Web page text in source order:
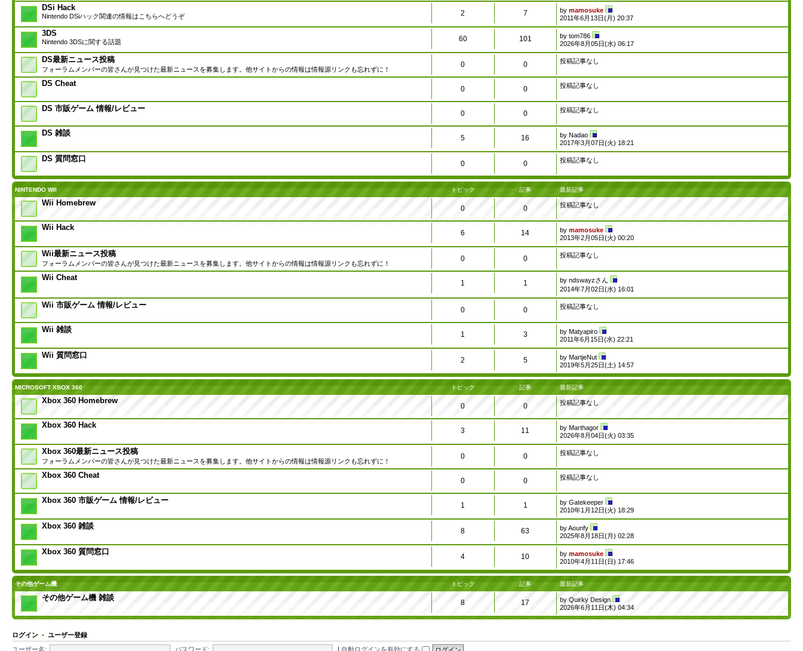
DSi Hack
Nintendo DSiハック関連の情報はこちらへどうぞ 2 7 bymamosuke
2011年6月13日(月) 20:37
3DS
Nintendo 3DSに関する話題 60 101 bytom786
2026年8月05日(水) 06:17
DS最新ニュース投稿
フォーラムメンバーの皆さんが見つけた最新ニュースを募集します。他サイトからの情報は情報源リンクも忘れずに！
0 0 投稿記事なし
DS Cheat
0 0 投稿記事なし
DS 市販ゲーム 情報/レビュー
0 0 投稿記事なし
DS 雑談
5 16 byNadao
2017年3月07日(火) 18:21
DS 質問窓口
0 0 投稿記事なし
NINTENDO WII トピック 記事 最新記事
Wii Homebrew
0 0 投稿記事なし
Wii Hack
6 14 bymamosuke
2013年2月05日(火) 00:20
Wii最新ニュース投稿
フォーラムメンバーの皆さんが見つけた最新ニュースを募集します。他サイトからの情報は情報源リンクも忘れずに！
0 0 投稿記事なし
Wii Cheat
1 1 byndswayzさん
2014年7月02日(水) 16:01
Wii 市販ゲーム 情報/レビュー
0 0 投稿記事なし
Wii 雑談
1 3 byMatyapiro
2011年6月15日(水) 22:21
Wii 質問窓口
2 5 byMartjeNut
2019年5月25日(土) 14:57
MICROSOFT XBOX 360 トピック 記事 最新記事
Xbox 360 Homebrew
0 0 投稿記事なし
Xbox 360 Hack
3 11 byMarthagor
2026年8月04日(火) 03:35
Xbox 360最新ニュース投稿
フォーラムメンバーの皆さんが見つけた最新ニュースを募集します。他サイトからの情報は情報源リンクも忘れずに！
0 0 投稿記事なし
Xbox 360 Cheat
0 0 投稿記事なし
Xbox 360 市販ゲーム 情報/レビュー
1 1 byGatekeeper
2010年1月12日(火) 18:29
Xbox 360 雑談
8 63 byAounfy
2025年8月18日(月) 02:28
Xbox 360 質問窓口
4 10 bymamosuke
2010年4月11日(日) 17:46
その他ゲーム機 トピック 記事 最新記事
その他ゲーム機 雑談
8 17 byQuirky Design
2026年6月11日(木) 04:34
ログイン • ユーザー登録
ユーザー名: パスワード: | 自動ログインを有効にする